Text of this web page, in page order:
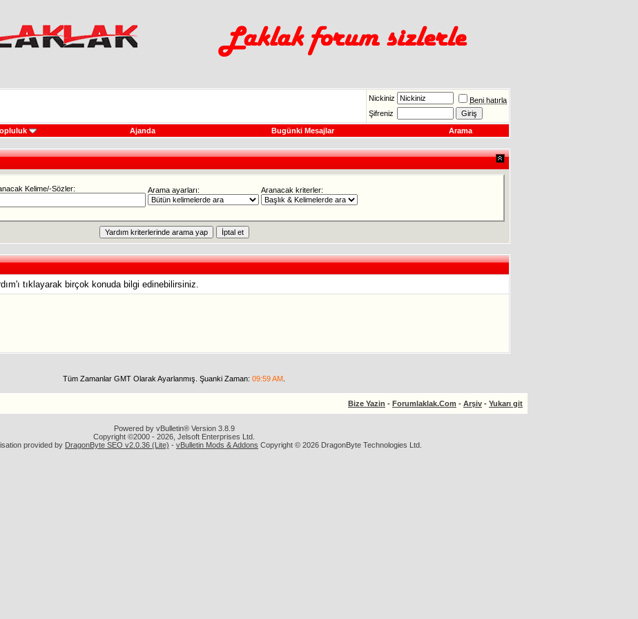
Nickiniz
Beni hatırla
Şifreniz
Ajanda Bugünki Mesajlar Arama
Kelime/-Sözler: Arama ayarları: Aranacak kriterler:
tıklayarak birçok konuda bilgi edinebilirsiniz.
Tüm Zamanlar GMT Olarak Ayarlanmış. Şuanki Zaman: 09:59 AM
Bize Yazin - Forumlaklak.Com - Arşiv - Yukarı git
Powered by vBulletin® Version 3.8.9
Copyright ©2000 - 2026, Jelsoft Enterprises Ltd.
provided by DragonByte SEO v2.0.36 (Lite) - vBulletin Mods & Addons Copyright © 2026 DragonByte Technologies Ltd.